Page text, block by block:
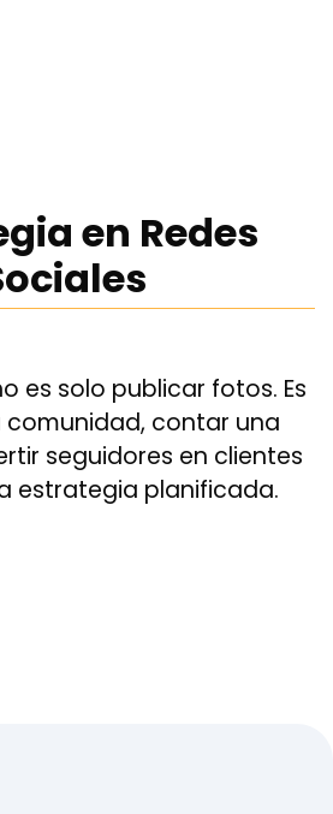
en Redes
es solo publicar fotos. Es
comunidad, contar una
seguidores en clientes
estrategia planificada.